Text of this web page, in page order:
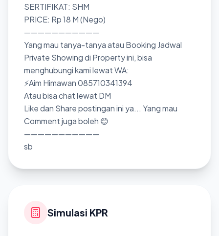
SERTIFIKAT: SHM
PRICE: Rp 18 M (Nego)
———————————
Yang mau tanya-tanya atau Booking Jadwal
Private Showing di Property ini, bisa
menghubungi kami lewat WA:
⚡Aim Himawan 085710341394
Atau bisa chat lewat DM
Like dan Share postingan ini ya... Yang mau
Comment juga boleh 😊
———————————
sb
Simulasi KPR